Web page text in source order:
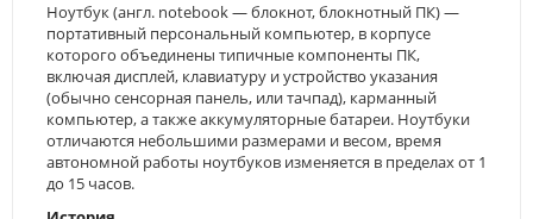
Ноутбук (англ. notebook — блокнот, блокнотный ПК) —
портативный персональный компьютер, в корпусе
которого объединены типичные компоненты ПК,
включая дисплей, клавиатуру и устройство указания
(обычно сенсорная панель, или тачпад), карманный
компьютер, а также аккумуляторные батареи. Ноутбуки
отличаются небольшими размерами и весом, время
автономной работы ноутбуков изменяется в пределах от 1
до 15 часов.